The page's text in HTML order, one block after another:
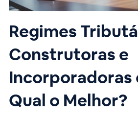
Regimes
Construtoras e
Incorporadoras
Qual o Melhor?